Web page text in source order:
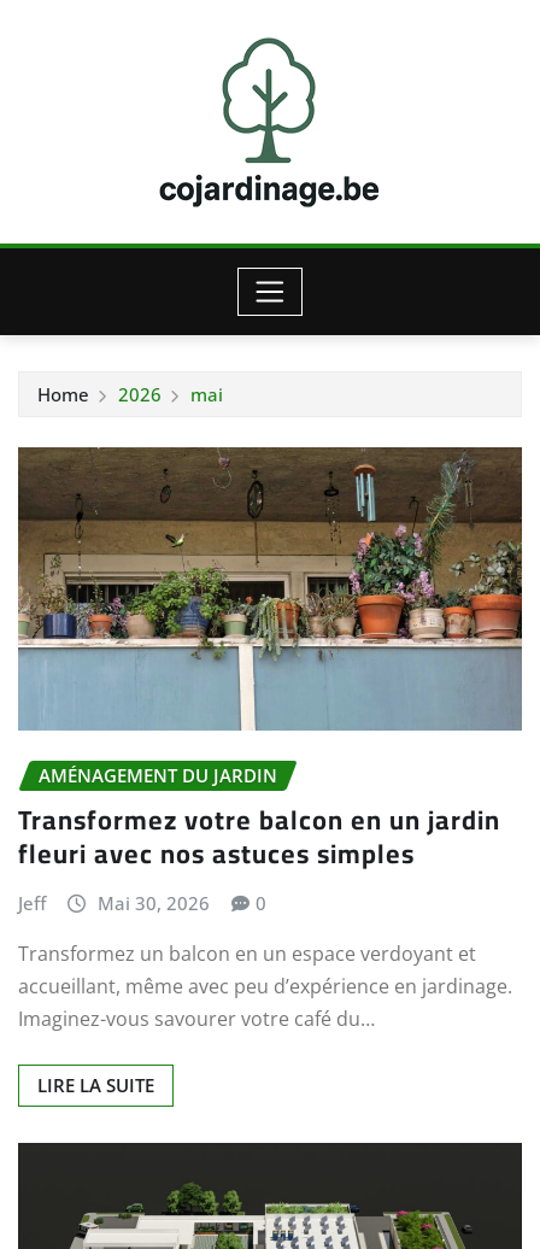
Home 2026 mai
AMÉNAGEMENT DU JARDIN
Transformez votre balcon en un jardin
fleuri avec nos astuces simples
Jeff Mai 30, 2026 0
Transformez un balcon en un espace verdoyant et
accueillant, même avec peu d’expérience en jardinage.
Imaginez-vous savourer votre café du…
LIRE LA SUITE